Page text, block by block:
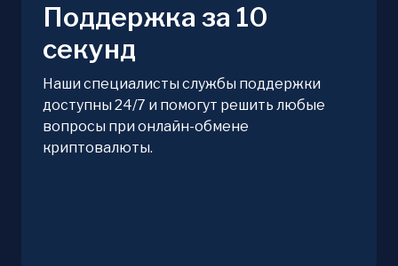
Поддержка за 10
секунд
Наши специалисты службы поддержки
доступны 24/7 и помогут решить любые
вопросы при онлайн-обмене
криптовалюты.